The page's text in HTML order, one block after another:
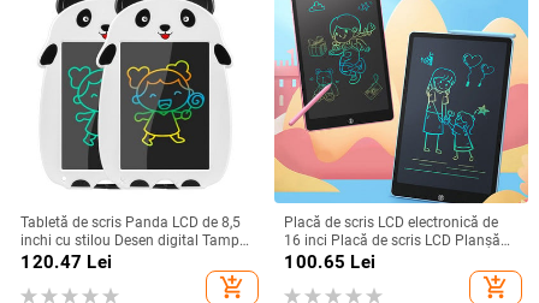
Tabletă de scris Panda LCD de 8,5
inchi cu stilou Desen digital Tampă
electronică de scris de mână Placă
120.47 Lei
add_shopping_cart
Placă de scris LCD electronică de
16 inci Placă de scris LCD Planșă
de desen pentru copii de o singură
100.65 Lei
add_shopping_cart